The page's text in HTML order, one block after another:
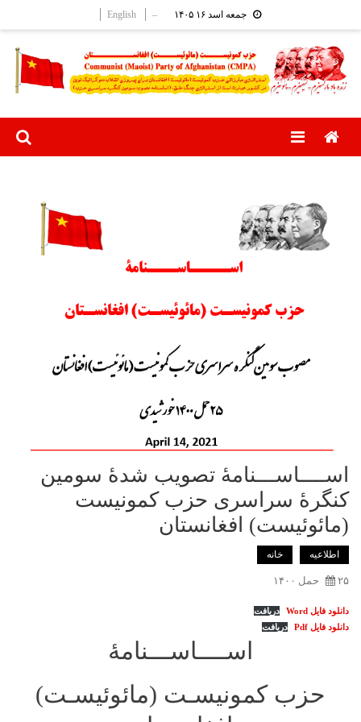
to
content
جمعه اسد ۱۶ ۱۴۰۵ –
English
Menu
اســــاســـنامۀ تصویب شدۀ سومین
کنگرۀ سراسری حزب کمونیست
(مائوئیست) افغانستان
اطلاعیه خانه
۲۵ حمل ۱۴۰۰
دانلود فایل Word
دریافت
دانلود فایل Pdf
دریافت
اســــاســـنامۀ
حزب کمونیسـت (مائوئیسـت)